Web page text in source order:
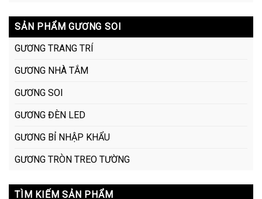
SẢN PHẨM GƯƠNG SOI
GƯƠNG TRANG TRÍ
GƯƠNG NHÀ TẮM
GƯƠNG SOI
GƯƠNG ĐÈN LED
GƯƠNG BỈ NHẬP KHẨU
GƯƠNG TRÒN TREO TƯỜNG
TÌM KIẾM SẢN PHẨM